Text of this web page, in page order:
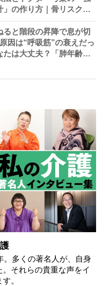
」の作り方｜骨リスクチ
スト付き
ると階段の昇降で息が切
因は“呼吸筋”の衰えだっ
たは大丈夫？「肺年齢」
。多くの著名人が、自身
それらの貴重な声をイ
。